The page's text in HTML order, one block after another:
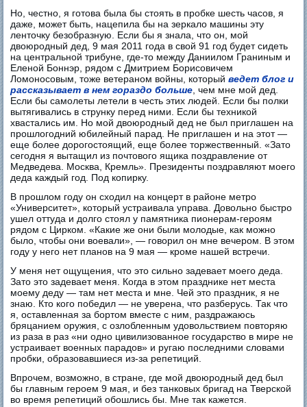
Но, честно, я готова была бы стоять в пробке шесть часов, я
даже, может быть, нацепила бы на зеркало машины эту
ленточку безобразную. Если бы я знала, что он, мой
двоюродный дед, 9 мая 2011 года в свой 91 год будет сидеть
на центральной трибуне, где-то между Даниилом Граниным и
Еленой Боннэр, рядом с Дмитрием Борисовичем
Ломоносовым, тоже ветераном войны, которыйведет блог и
рассказывает в нем гораздо больше , чем мне мой дед.
Если бы самолеты летели в честь этих людей. Если бы полки
вытягивались в струнку перед ними. Если бы техникой
хвастались им. Но мой двоюродный дед не был приглашен на
прошлогодний юбилейный парад. Не приглашен и на этот —
еще более дорогостоящий, еще более торжественный. «Зато
сегодня я вытащил из почтового ящика поздравление от
Медведева. Москва, Кремль». Президенты поздравляют моего
деда каждый год. Под копирку.
В прошлом году он сходил на концерт в районе метро
«Университет», который устраивала управа. Довольно быстро
ушел оттуда и долго стоял у памятника пионерам-героям
рядом с Цирком. «Какие же они были молодые, как можно
было, чтобы они воевали», — говорил он мне вечером. В этом
году у него нет планов на 9 мая — кроме нашей встречи.
У меня нет ощущения, что это сильно задевает моего деда.
Зато это задевает меня. Когда в этом празднике нет места
моему деду — там нет места и мне. Чей это праздник, я не
знаю. Кто кого победил — не уверена, что разберусь. Так что
я, оставленная за бортом вместе с ним, раздражаюсь
бряцанием оружия, с озлобленным удовольствием повторяю
из раза в раз «ни одно цивилизованное государство в мире не
устраивает военных парадов» и ругаю последними словами
пробки, образовавшиеся из-за репетиций.
Впрочем, возможно, в стране, где мой двоюродный дед был
бы главным героем 9 мая, и без танковых бригад на Тверской
во время репетиций обошлись бы. Мне так кажется.